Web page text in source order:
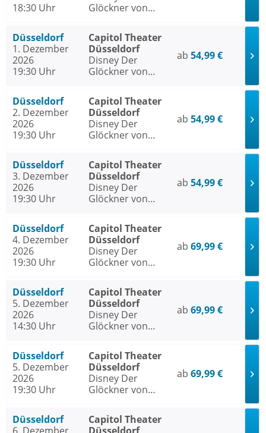
18:30 Uhr
Glöckner von
Düsseldorf
1. Dezember
2026
19:30 Uhr
Capitol Theater
Düsseldorf
Disney Der
Glöckner von
ab 54,99 €
Düsseldorf
2. Dezember
2026
19:30 Uhr
Capitol Theater
Düsseldorf
Disney Der
Glöckner von
ab 54,99 €
Düsseldorf
3. Dezember
2026
19:30 Uhr
Capitol Theater
Düsseldorf
Disney Der
Glöckner von
ab 54,99 €
Düsseldorf
4. Dezember
2026
19:30 Uhr
Capitol Theater
Düsseldorf
Disney Der
Glöckner von
ab 69,99 €
Düsseldorf
5. Dezember
2026
14:30 Uhr
Capitol Theater
Düsseldorf
Disney Der
Glöckner von
ab 69,99 €
Düsseldorf
5. Dezember
2026
19:30 Uhr
Capitol Theater
Düsseldorf
Disney Der
Glöckner von
ab 69,99 €
Düsseldorf
Capitol Theater